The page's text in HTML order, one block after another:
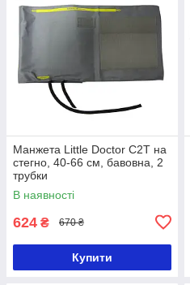
Манжета Little Doctor С2T на
стегно, 40-66 см, бавовна, 2
трубки
В наявності
624 ₴ 670 ₴
Купити